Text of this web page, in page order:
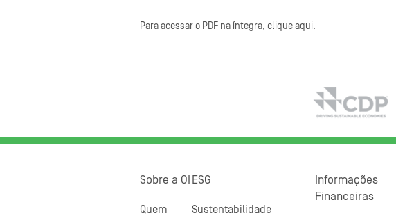
Para acessar o PDF na íntegra, clique aqui.
Sobre a OI
Quem
ESG
Sustentabilidade
Informações
Financeiras